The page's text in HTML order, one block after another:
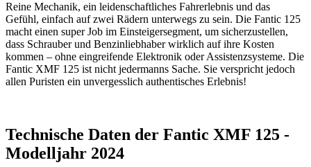
Reine Mechanik, ein leidenschaftliches Fahrerlebnis und das
Gefühl, einfach auf zwei Rädern unterwegs zu sein. Die Fantic 125
macht einen super Job im Einsteigersegment, um sicherzustellen,
dass Schrauber und Benzinliebhaber wirklich auf ihre Kosten
kommen – ohne eingreifende Elektronik oder Assistenzsysteme. Die
Fantic XMF 125 ist nicht jedermanns Sache. Sie verspricht jedoch
allen Puristen ein unvergesslich authentisches Erlebnis!
Technische Daten der Fantic XMF 125 -
Modelljahr 2024